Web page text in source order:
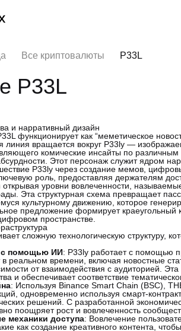
Все криптовалюты P33L
P33L
и нарративный дизайн
функционирует как “меметическое
линия вращается вокруг P33ly —
комические инсайты по
Этот персонаж служит ядром
P33ly через создание мемов,
роль, предоставляя держателям
открывая уровни вовлеченности,
Эта структурная схема превращает
культурному движению, которое
предложение формирует
пространстве.
сложную технологическую структуру,
с помощью ИИ: P33ly работает с помощью
в реальном времени, включая новостные
от взаимодействия с аудиторией.
и обеспечивает соответствие
: Используя Binance Smart Chain (BSC),
одновременно используя смарт-
решений. С разработанной
поощряет рост и вовлеченность
механики доступа: Вовлечение
как создание креативного контента,